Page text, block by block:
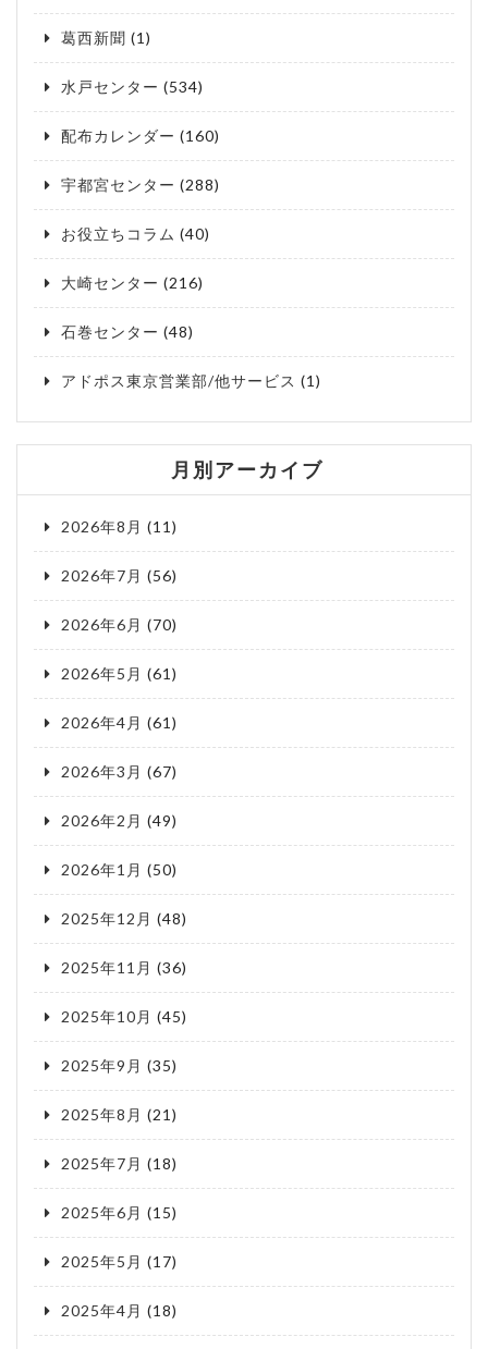
葛西新聞 (1)
水戸センター (534)
配布カレンダー (160)
宇都宮センター (288)
お役立ちコラム (40)
大崎センター (216)
石巻センター (48)
アドポス東京営業部/他サービス (1)
月別アーカイブ
2026年8月 (11)
2026年7月 (56)
2026年6月 (70)
2026年5月 (61)
2026年4月 (61)
2026年3月 (67)
2026年2月 (49)
2026年1月 (50)
2025年12月 (48)
2025年11月 (36)
2025年10月 (45)
2025年9月 (35)
2025年8月 (21)
2025年7月 (18)
2025年6月 (15)
2025年5月 (17)
2025年4月 (18)